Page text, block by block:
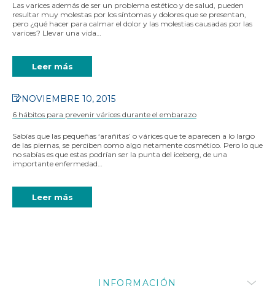
Las varices además de ser un problema estético y de salud, pueden
resultar muy molestas por los síntomas y dolores que se presentan,
pero ¿qué hacer para calmar el dolor y las molestias causadas por las
varices? Llevar una vida…
Leer más
NOVIEMBRE 10, 2015
6 hábitos para prevenir várices durante el embarazo
Sabías que las pequeñas ‘arañitas’ o várices que te aparecen a lo largo
de las piernas, se perciben como algo netamente cosmético. Pero lo que
no sabías es que estas podrían ser la punta del iceberg, de una
importante enfermedad…
Leer más
INFORMACIÓN